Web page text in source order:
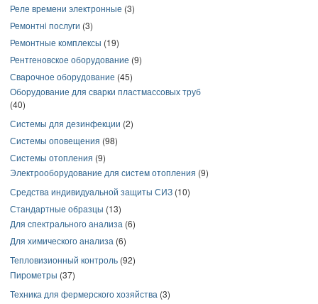
Реле времени электронные (3)
Ремонтнi послуги (3)
Ремонтные комплексы (19)
Рентгеновское оборудование (9)
Сварочное оборудование (45)
Оборудование для сварки пластмассовых труб
(40)
Системы для дезинфекции (2)
Системы оповещения (98)
Системы отопления (9)
Электрооборудование для систем отопления (9)
Средства индивидуальной защиты СИЗ (10)
Стандартные образцы (13)
Для спектрального анализа (6)
Для химического анализа (6)
Тепловизионный контроль (92)
Пирометры (37)
Техника для фермерского хозяйства (3)